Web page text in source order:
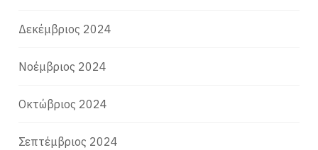
Δεκέμβριος 2024
Νοέμβριος 2024
Οκτώβριος 2024
Σεπτέμβριος 2024